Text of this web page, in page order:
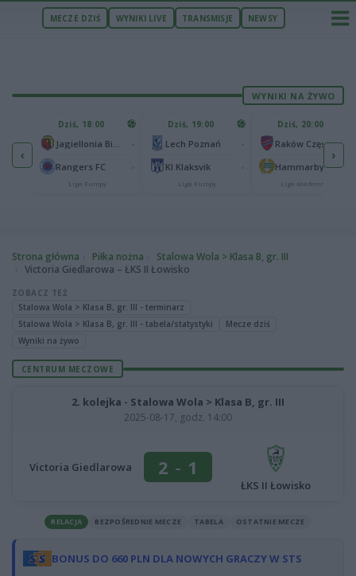
MECZE DZIŚ WYNIKI LIVE TRANSMISJE NEWSY
WYNIKI NA ŻYWO
‹
1
0
Dziś, 18:00
Rangers FC
Liga Europy
Dziś, 19:00
Lech Poznań
KI Klaksvik
Liga Europy
Dziś, 20:00
Raków Częstochowa
Hammarby IF
Liga Konferencji
›
Strona główna Piłka nożna
Stalowa Wola > Klasa B, gr. III
Victoria Giedlarowa – ŁKS II Łowisko
ZOBACZ TEŻ
Stalowa Wola > Klasa B, gr. III - terminarz
Stalowa Wola > Klasa B, gr. III - tabela/statystyki
Mecze dziś
Wyniki na żywo
CENTRUM MECZOWE
2. kolejka - Stalowa Wola > Klasa B, gr. III
2025-08-17, godz. 14:00
Victoria Giedlarowa 2 - 1
ŁKS II Łowisko
RELACJA BEZPOŚREDNIE MECZE TABELA OSTATNIE MECZE
BONUS DO 660 PLN DLA NOWYCH GRACZY W STS